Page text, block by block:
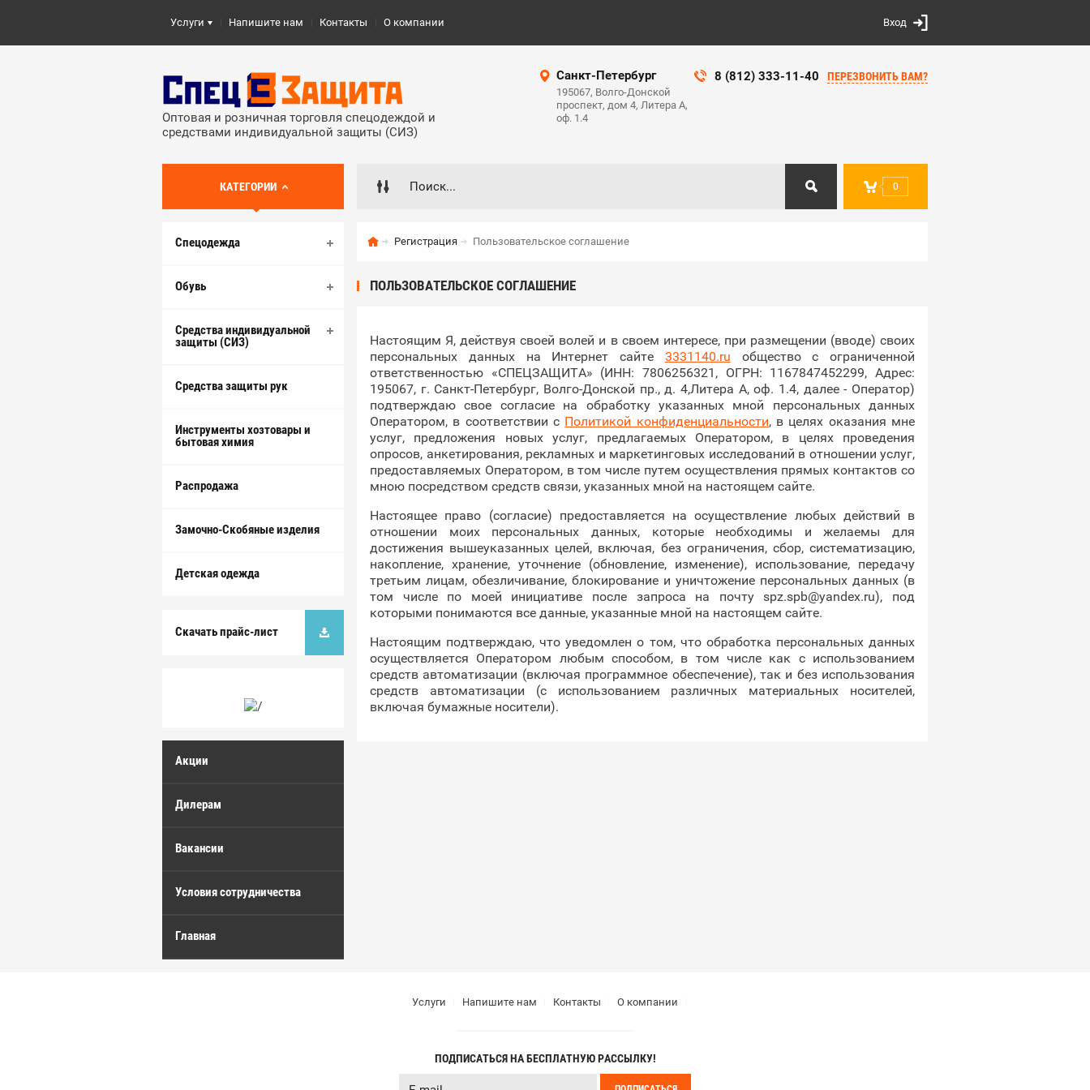
Услуги Напишите нам Контакты О компании Вход
Оптовая и розничная торговля спецодеждой и
средствами индивидуальной защиты (СИЗ)
Санкт-Петербург
195067, Волго-Донской
проспект, дом 4, Литера А,
оф. 1.4
8 (812) 333-11-40 ПЕРЕЗВОНИТЬ ВАМ?
КАТЕГОРИИ 0
Спецодежда
Обувь
Средства индивидуальной
защиты (СИЗ)
Средства защиты рук
Инструменты хозтовары и
бытовая химия
Распродажа
Замочно-Скобяные изделия
Детская одежда
Скачать прайс-лист
Акции
Дилерам
Вакансии
Условия сотрудничества
Главная
Регистрация Пользовательское соглашение
ПОЛЬЗОВАТЕЛЬСКОЕ СОГЛАШЕНИЕ
Настоящим Я, действуя своей волей и в своем интересе, при размещении (вводе) своих
персональных данных на Интернет сайте 3331140.ru общество с ограниченной
ответственностью «СПЕЦЗАЩИТА» (ИНН: 7806256321, ОГРН: 1167847452299, Адрес:
195067, г. Санкт-Петербург, Волго-Донской пр., д. 4,Литера А, оф. 1.4, далее - Оператор)
подтверждаю свое согласие на обработку указанных мной персональных данных
Оператором, в соответствии с Политикой конфиденциальности, в целях оказания мне
услуг, предложения новых услуг, предлагаемых Оператором, в целях проведения
опросов, анкетирования, рекламных и маркетинговых исследований в отношении услуг,
предоставляемых Оператором, в том числе путем осуществления прямых контактов со
мною посредством средств связи, указанных мной на настоящем сайте.
Настоящее право (согласие) предоставляется на осуществление любых действий в
отношении моих персональных данных, которые необходимы и желаемы для
достижения вышеуказанных целей, включая, без ограничения, сбор, систематизацию,
накопление, хранение, уточнение (обновление, изменение), использование, передачу
третьим лицам, обезличивание, блокирование и уничтожение персональных данных (в
том числе по моей инициативе после запроса на почту spz.spb@yandex.ru), под
которыми понимаются все данные, указанные мной на настоящем сайте.
Настоящим подтверждаю, что уведомлен о том, что обработка персональных данных
осуществляется Оператором любым способом, в том числе как с использованием
средств автоматизации (включая программное обеспечение), так и без использования
средств автоматизации (с использованием различных материальных носителей,
включая бумажные носители).
Услуги Напишите нам Контакты О компании
ПОДПИСАТЬСЯ НА БЕСПЛАТНУЮ РАССЫЛКУ!